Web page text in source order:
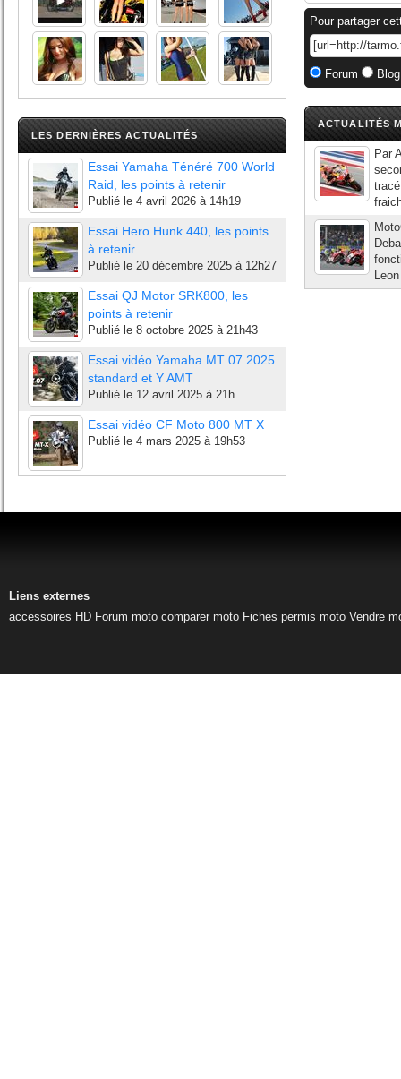
LES DERNIÈRES ACTUALITÉS
Essai Yamaha Ténéré 700 World
Raid, les points à retenir
Publié le 4 avril 2026 à 14h19
Essai Hero Hunk 440, les points
à retenir
Publié le 20 décembre 2025 à 12h27
Essai QJ Motor SRK800, les
points à retenir
Publié le 8 octobre 2025 à 21h43
Essai vidéo Yamaha MT 07 2025
standard et Y AMT
Publié le 12 avril 2025 à 21h
Essai vidéo CF Moto 800 MT X
Publié le 4 mars 2025 à 19h53
Pour partager
Forum
ACTUALITÉS
Par
Liens externes
accessoires HD Forum moto comparer moto Fiches permis moto Vendre